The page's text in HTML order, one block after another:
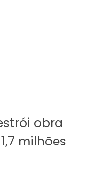
obra
milhões